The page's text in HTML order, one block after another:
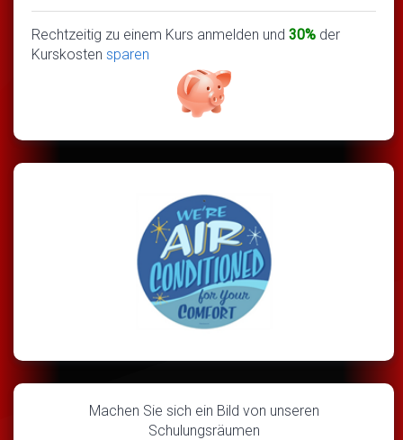
Rechtzeitig zu einem Kurs anmelden und 30% der
Kurskosten sparen
Machen Sie sich ein Bild von unseren
Schulungsräumen